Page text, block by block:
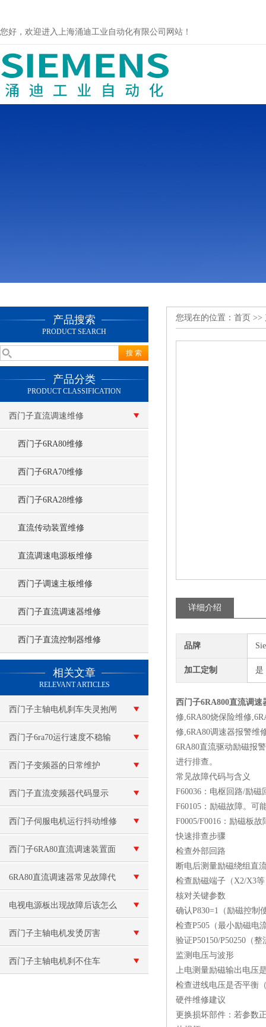
您好，欢迎进入上海涌迪工业自动化有限公司网站！
产品搜索
PRODUCT SEARCH
产品分类
PRODUCT CLASSIFICATION
西门子直流调速维修
西门子6RA80维修
西门子6RA70维修
西门子6RA28维修
直流传动装置维修
直流调速电源板维修
西门子调速主板维修
西门子直流调速器维修
西门子直流控制器维修
相关文章
RELEVANT ARTICLES
西门子主轴电机刹车失灵抱闸
卡死了
西门子6ra70运行速度不稳输
出电压低维修
西门子变频器的日常维护
西门子直流变频器代码显示
F013故障维修
西门子伺服电机运行抖动维修
西门子6RA80直流调速装置面
板无显示（当天修理好）
6RA80直流调速器常见故障代
码排查，新手也能快速解决
电视电源板出现故障后该怎么
维修呢？
西门子主轴电机发烫厉害
西门子主轴电机刹不住车
您现在的位置： 首页 >>
详细介绍
品牌
加工定制 是
西门子6RA800直流调速
修,6RA80烧保险维修
修,6RA80调速器报警维
6RA80直流驱动励磁报
进行排查。‌‌
常见故障代码与含义
‌F60036‌：电枢回路/励
‌F60105‌：励磁故障。可
‌F0005/F0016‌：励磁板
快速排查步骤
‌检查外部回路‌
断电后测量励磁绕组直
检查励磁端子（X2/X3
‌核对关键参数‌
确认‌P830=1‌（励磁控制
检查‌P505‌（最小励磁电
验证‌P50150/P50250‌（
‌监测电压与波形‌
上电测量励磁输出电压
检查进线电压是否平衡
硬件维修建议
更换损坏部件‌：若参数